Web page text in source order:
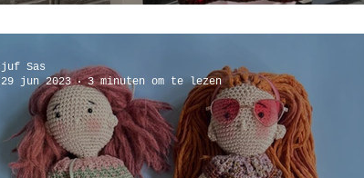
juf Sas
29 jun 2023
3 minuten om te lezen